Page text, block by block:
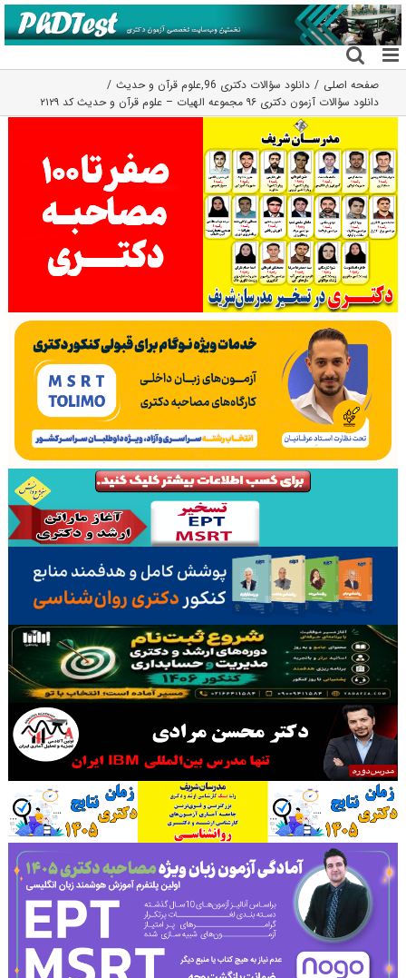
رفتن
به
محتوا
صفحه اصلی دانلود سؤالات دکتری 96 ,علوم قرآن و حدیث
دانلود سؤالات آزمون دکتری ۹۶ مجموعه الهیات – علوم قرآن و حدیث کد ۲۱۲۹